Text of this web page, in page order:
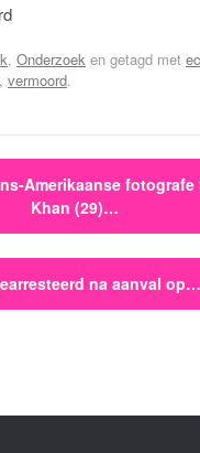
, Onderzoek en getagd met
, vermoord.
Amerikaanse fotografe
Khan (29)…
na aanval op…